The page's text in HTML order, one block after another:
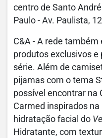
centro de Santo
Paulo - Av. Paulista,
C&A - A rede também
produtos exclusivos
série. Além de
pijamas com o tema
possível encontrar na
Carmed inspirados
hidratação facial do
Hidratante, com